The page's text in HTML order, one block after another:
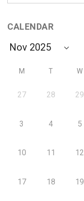
CALENDAR
M T W
27 28 29
3 4 5
10 11 12
17 18 19